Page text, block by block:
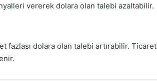
vererek dolara olan talebi azaltabilir.
fazlası dolara olan talebi artırabilir. Ticaret